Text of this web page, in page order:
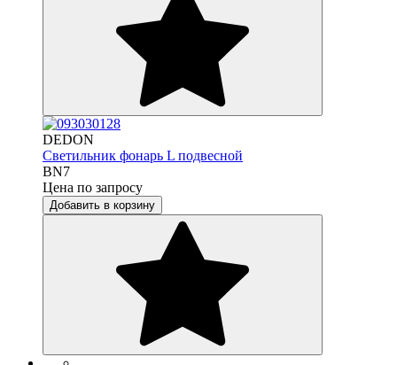
DEDON
Светильник фонарь L подвесной
BN7
Цена по запросу
Добавить в корзину